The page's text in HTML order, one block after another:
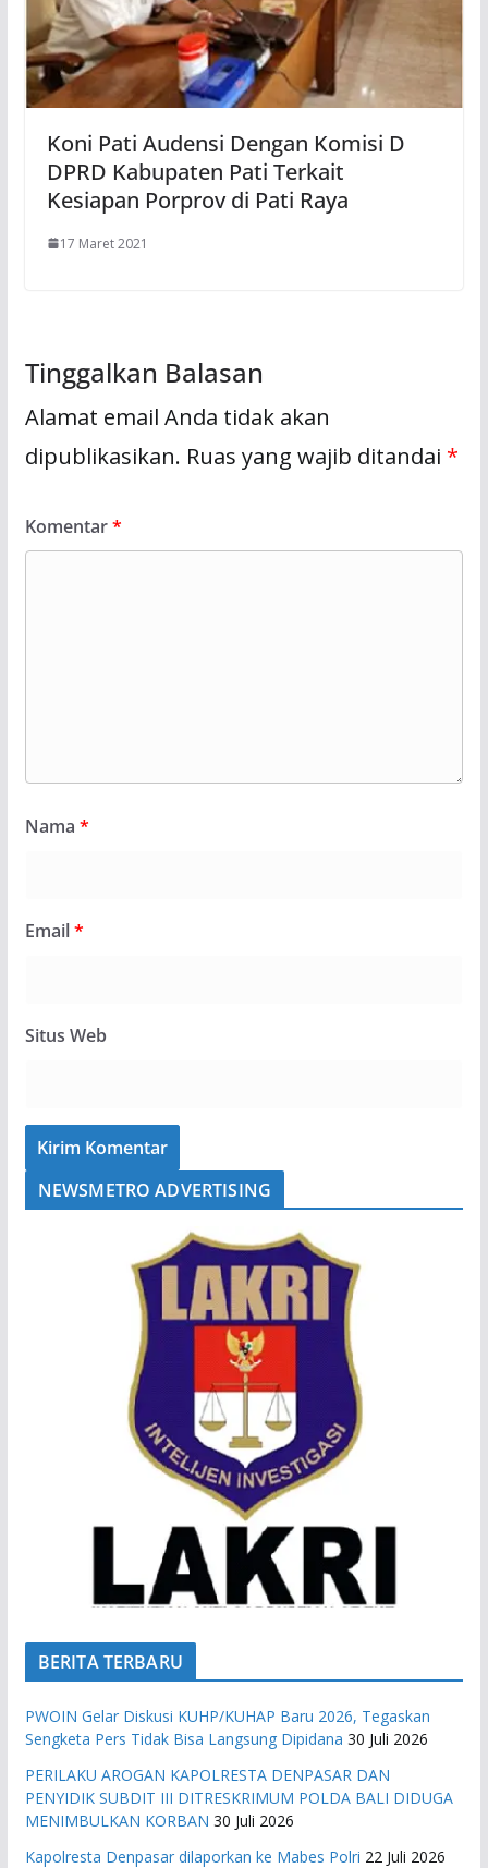
Koni Pati Audensi Dengan Komisi D
DPRD Kabupaten Pati Terkait
Kesiapan Porprov di Pati Raya
17 Maret 2021
Tinggalkan Balasan
Alamat email Anda tidak akan
dipublikasikan. Ruas yang wajib ditandai *
Komentar*
Nama *
Email*
Situs Web
NEWSMETRO ADVERTISING
BERITA TERBARU
PWOIN Gelar Diskusi KUHP/KUHAP Baru 2026, Tegaskan
Sengketa Pers Tidak Bisa Langsung Dipidana 30 Juli 2026
PERILAKU AROGAN KAPOLRESTA DENPASAR DAN
PENYIDIK SUBDIT III DITRESKRIMUM POLDA BALI DIDUGA
MENIMBULKAN KORBAN 30 Juli 2026
Kapolresta Denpasar dilaporkan ke Mabes Polri 22 Juli 2026